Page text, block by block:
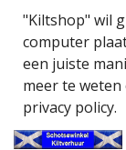
"Kiltshop" wil
computer
een juiste
meer te weten
privacy policy.